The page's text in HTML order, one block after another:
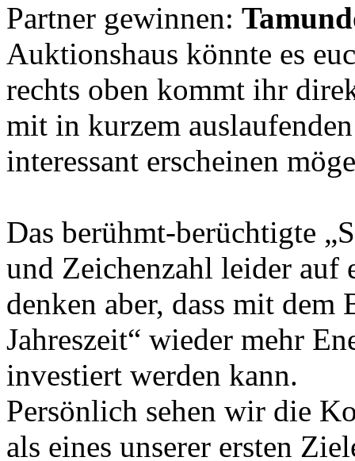
Partner gewinnen:
Auktionshaus könnte es
rechts oben kommt ihr
mit in kurzem
interessant erscheinen
Das berühmt-berüchtigte
und Zeichenzahl leider auf
denken aber, dass mit
Jahreszeit“ wieder mehr
investiert werden kann.
Persönlich sehen wir die
als eines unserer ersten